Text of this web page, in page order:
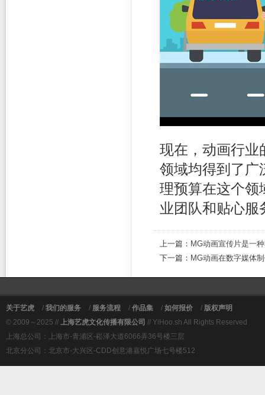
现在，动画行业
领域均得到了广
理预算在这个领
业团队和贴心服
上一篇： MG动画宣传片是一
下一篇： MG动画在数字媒体
关于艺虎 / 我们的服务 / 服务流程 / 作品集 / 如何报价 / 版权声明
© 2009～2025 // 上海艺虎文化传播有限公司 // YiHoo.sh All Rights Reserved
上海总公司：上海市-青浦区-崧泽大道6066弄36号楼三层
北京分公司：北京市-大兴区-CDD创意港嘉悦广场七号楼512